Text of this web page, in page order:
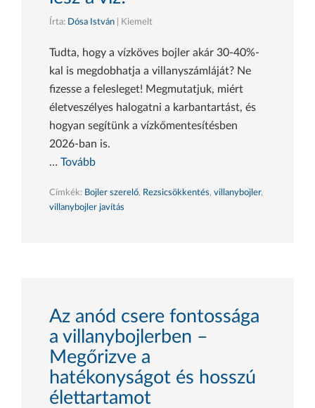
Írta: Dósa István | Kiemelt
Tudta, hogy a vízköves bojler akár 30-40%-
kal is megdobhatja a villanyszámláját? Ne
fizesse a felesleget! Megmutatjuk, miért
életveszélyes halogatni a karbantartást, és
hogyan segítünk a vízkőmentesítésben
2026-ban is.
… Tovább
Címkék: Bojler szerelő, Rezsicsökkentés, villanybojler,
villanybojler javítás
Az anód csere fontossága
a villanybojlerben –
Megőrizve a
hatékonyságot és hosszú
élettartamot